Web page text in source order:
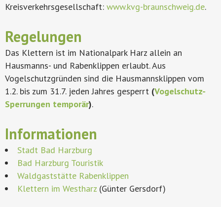
Kreisverkehrsgesellschaft: www.kvg-braunschweig.de.
Regelungen
Das Klettern ist im Nationalpark Harz allein an
Hausmanns- und Rabenklippen erlaubt. Aus
Vogelschutzgründen sind die Hausmannsklippen vom
1.2. bis zum 31.7. jeden Jahres gesperrt (Vogelschutz-
Sperrungen temporär).
Informationen
Stadt Bad Harzburg
Bad Harzburg Touristik
Waldgaststätte Rabenklippen
Klettern im Westharz (Günter Gersdorf)